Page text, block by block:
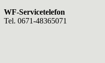
WF-Servicetelefon
Tel. 0671-48365071